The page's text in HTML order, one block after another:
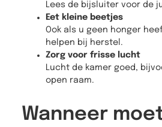
Lees de bijsluiter voor de
Eet kleine beetjes
Ook als u geen honger
helpen bij herstel.
Zorg voor frisse lucht
Lucht de kamer goed,
open raam.
Wanneer